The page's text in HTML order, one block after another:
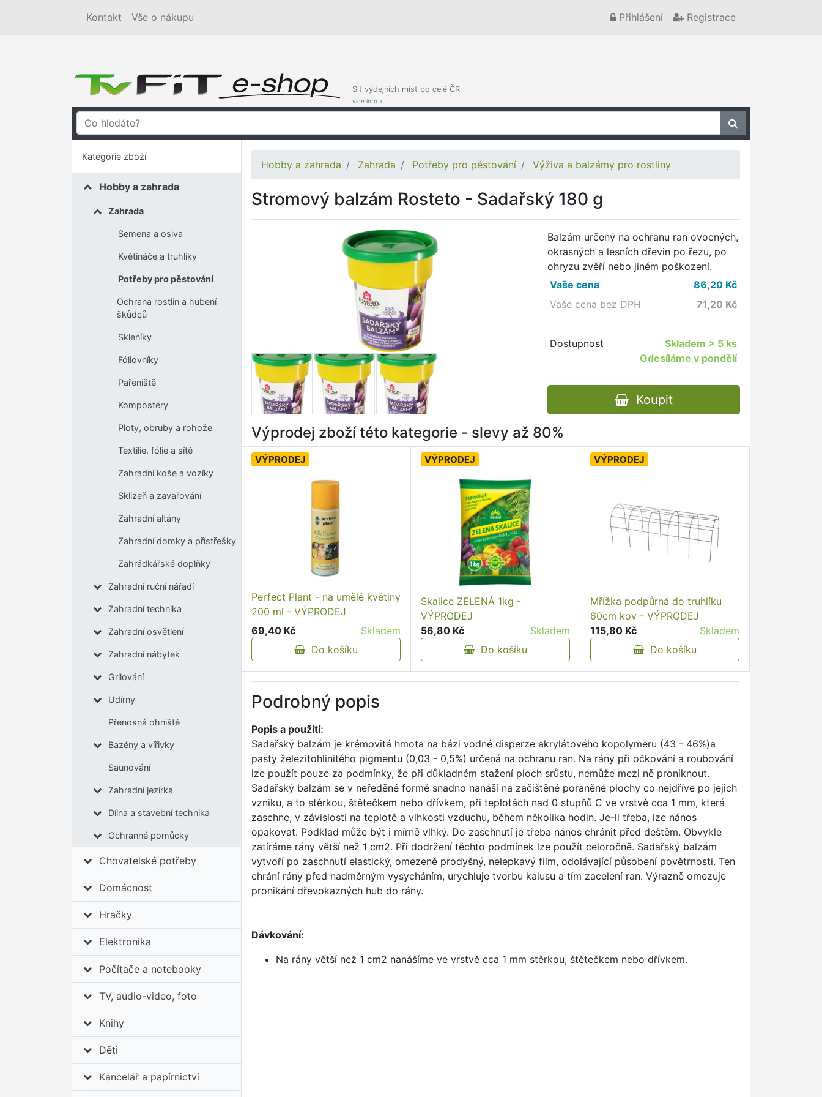
Kontakt Vše o nákupu Přihlášení Registrace
Síť výdejních míst po celé ČR
více info »
Kategorie zboží
Hobby a zahrada
Zahrada
Semena a osiva
Květináče a truhlíky
Potřeby pro pěstování
Ochrana rostlin a hubení
škůdců
Skleníky
Fóliovníky
Pařeniště
Kompostéry
Ploty, obruby a rohože
Textilie, fólie a sítě
Zahradní koše a vozíky
Sklizeň a zavařování
Zahradní altány
Zahradní domky a přístřešky
Zahrádkářské doplňky
Zahradní ruční nářadí
Zahradní technika
Zahradní osvětlení
Zahradní nábytek
Grilování
Udírny
Přenosná ohniště
Bazény a vířivky
Saunování
Zahradní jezírka
Dílna a stavební technika
Ochranné pomůcky
Chovatelské potřeby
Domácnost
Hračky
Elektronika
Počítače a notebooky
TV, audio-video, foto
Knihy
Děti
Kancelář a papírnictví
Hobby a zahrada Zahrada Potřeby pro pěstování Výživa a balzámy pro rostliny
Stromový balzám Rosteto - Sadařský 180 g
Balzám určený na ochranu ran ovocných,
okrasných a lesních dřevin po řezu, po
ohryzu zvěří nebo jiném poškození.
Vaše cena
86,20Kč
Vaše cena bez DPH
71,20 Kč
Dostupnost Skladem > 5 ks
Odesíláme v pondělí
Koupit
Výprodej zboží této kategorie - slevy až 80%
VÝPRODEJ
Perfect Plant - na umělé květiny
200 ml - VÝPRODEJ
69,40 Kč
Skladem
Do košíku
VÝPRODEJ
Skalice ZELENÁ 1kg -
VÝPRODEJ
56,80 Kč
Skladem
Do košíku
VÝPRODEJ
Mřížka podpůrná do truhlíku
60cm kov - VÝPRODEJ
115,80 Kč
Skladem
Do košíku
Podrobný popis
Popis a použití:
Sadařský balzám je krémovitá hmota na bázi vodné disperze akrylátového kopolymeru (43 - 46%)a
pasty železitohlinitého pigmentu (0,03 - 0,5%) určená na ochranu ran. Na rány při očkování a roubování
lze použít pouze za podmínky, že při důkladném stažení ploch srůstu, nemůže mezi ně proniknout.
Sadařský balzám se v neředěné formě snadno nanáší na začištěné poraněné plochy co nejdříve po jejich
vzniku, a to stěrkou, štětečkem nebo dřívkem, při teplotách nad 0 stupňů C ve vrstvě cca 1 mm, která
zaschne, v závislosti na teplotě a vlhkosti vzduchu, během několika hodin. Je-li třeba, lze nános
opakovat. Podklad může být i mírně vlhký. Do zaschnutí je třeba nános chránit před deštěm. Obvykle
zatíráme rány větší než 1 cm2. Při dodržení těchto podmínek lze použít celoročně. Sadařský balzám
vytvoří po zaschnutí elastický, omezeně prodyšný, nelepkavý film, odolávající působení povětrnosti. Ten
chrání rány před nadměrným vysycháním, urychluje tvorbu kalusu a tím zacelení ran. Výrazně omezuje
pronikání dřevokazných hub do rány.
Dávkování:
Na rány větší než 1 cm2 nanášíme ve vrstvě cca 1 mm stěrkou, štětečkem nebo dřívkem.